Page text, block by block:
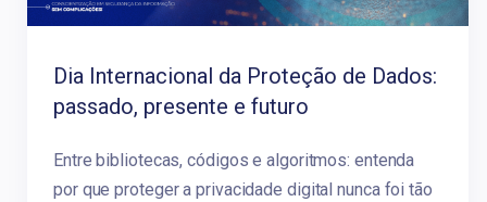
Dia Internacional da Proteção de Dados:
passado, presente e futuro
Entre bibliotecas, códigos e algoritmos: entenda
por que proteger a privacidade digital nunca foi tão